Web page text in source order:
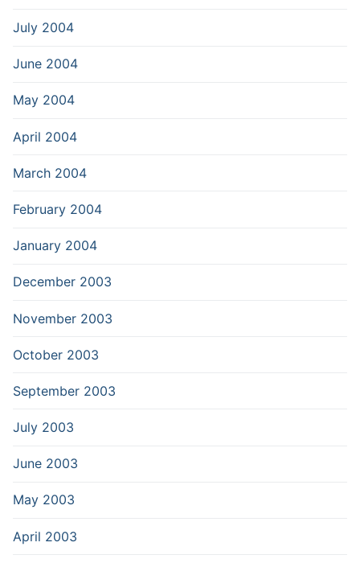
July 2004
June 2004
May 2004
April 2004
March 2004
February 2004
January 2004
December 2003
November 2003
October 2003
September 2003
July 2003
June 2003
May 2003
April 2003